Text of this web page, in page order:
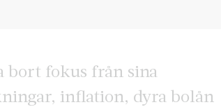
bort fokus från sina
inflation, dyra bolån